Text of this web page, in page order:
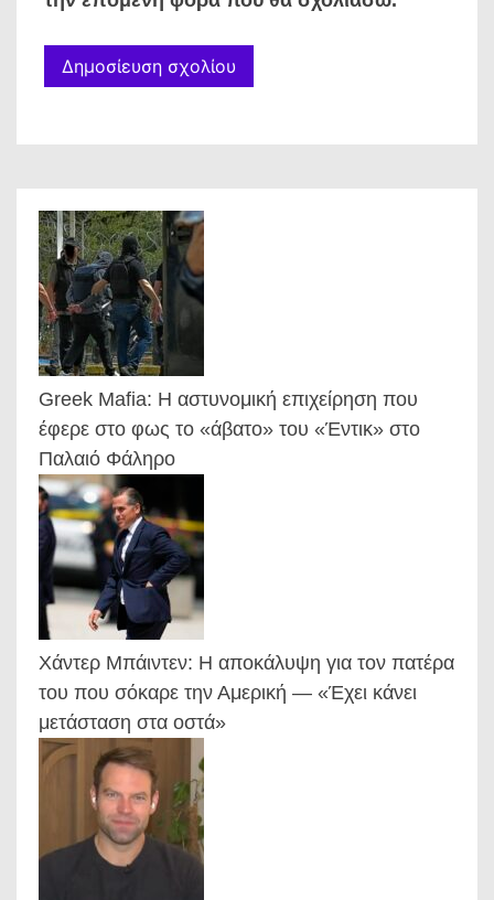
Greek Mafia: Η αστυνομική επιχείρηση που
έφερε στο φως το «άβατο» του «Έντικ» στο
Παλαιό Φάληρο
Χάντερ Μπάιντεν: Η αποκάλυψη για τον πατέρα
του που σόκαρε την Αμερική — «Έχει κάνει
μετάσταση στα οστά»